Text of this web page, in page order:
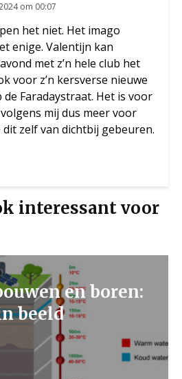
om 00:07
het niet. Het imago
enige. Valentijn kan
met z’n hele club het
voor z’n kersverse nieuwe
Faradaystraat. Het is voor
mij dus meer voor
zelf van dichtbij gebeuren.
interessant voor
en boren:
beeld